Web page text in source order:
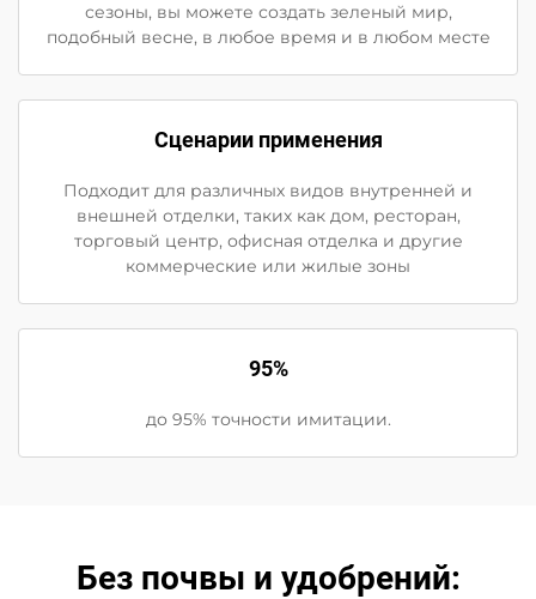
сезоны, вы можете создать зеленый мир,
подобный весне, в любое время и в любом месте
Сценарии применения
Подходит для различных видов внутренней и
внешней отделки, таких как дом, ресторан,
торговый центр, офисная отделка и другие
коммерческие или жилые зоны
95%
до 95% точности имитации.
Без почвы и удобрений: